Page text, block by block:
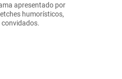
apresentado por
humorísticos,